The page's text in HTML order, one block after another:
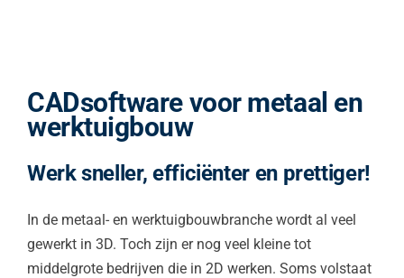
CADsoftware voor metaal en
werktuigbouw
Werk sneller, efficiënter en prettiger!
In de metaal- en werktuigbouwbranche wordt al veel
gewerkt in 3D. Toch zijn er nog veel kleine tot
middelgrote bedrijven die in 2D werken. Soms volstaat